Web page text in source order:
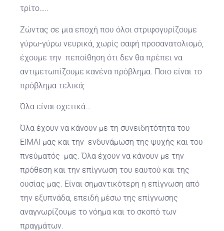
τρίτο…..
Ζώντας σε μια εποχή που όλοι στριφογυρίζουμε
γύρω-γύρω νευρικά, χωρίς σαφή προσανατολισμό,
έχουμε την πεποίθηση ότι δεν θα πρέπει να
αντιμετωπίζουμε κανένα πρόβλημα. Ποιο είναι το
πρόβλημα τελικά;
Όλα είναι σχετικά…
Όλα έχουν να κάνουν με τη συνειδητότητα του
ΕΙΜΑΙ μας και την ενδυνάμωση της ψυχής και του
πνεύματός μας. Όλα έχουν να κάνουν με την
πρόθεση και την επίγνωση του εαυτού και της
ουσίας μας. Είναι σημαντικότερη η επίγνωση από
την εξυπνάδα, επειδή μέσω της επίγνωσης
αναγνωρίζουμε το νόημα και το σκοπό των
πραγμάτων.